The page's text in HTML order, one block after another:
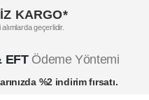
KARGO*
geçerlidir.
EFTÖdeme Yöntemi
%2 indirim fırsatı.